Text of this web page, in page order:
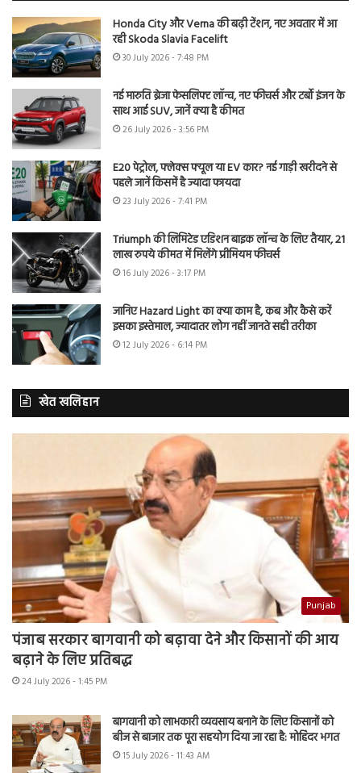
Honda City और Verna की बढ़ी टेंशन, नए अवतार में आ
रही Skoda Slavia Facelift
30 July 2026 - 7:48 PM
नई मारुति ब्रेजा फेसलिफ्ट लॉन्च, नए फीचर्स और टर्बो इंजन के
साथ आई SUV, जानें क्या है कीमत
26 July 2026 - 3:56 PM
E20 पेट्रोल, फ्लेक्स फ्यूल या EV कार? नई गाड़ी खरीदने से
पहले जानें किसमें है ज्यादा फायदा
23 July 2026 - 7:41 PM
Triumph की लिमिटेड एडिशन बाइक लॉन्च के लिए तैयार, 21
लाख रुपये कीमत में मिलेंगे प्रीमियम फीचर्स
16 July 2026 - 3:17 PM
जानिए Hazard Light का क्या काम है, कब और कैसे करें
इसका इस्तेमाल, ज्यादातर लोग नहीं जानते सही तरीका
12 July 2026 - 6:14 PM
खेत खलिहान
Punjab
पंजाब सरकार बागवानी को बढ़ावा देने और किसानों की आय
बढ़ाने के लिए प्रतिबद्ध
24 July 2026 - 1:45 PM
बागवानी को लाभकारी व्यवसाय बनाने के लिए किसानों को
बीज से बाजार तक पूरा सहयोग दिया जा रहा है: मोहिंदर भगत
15 July 2026 - 11:43 AM